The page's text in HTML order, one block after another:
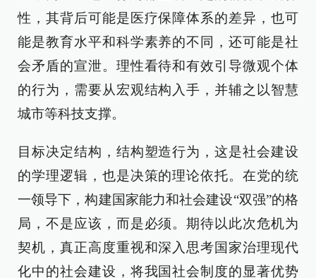
性，其背后可能是医疗保障体系的差异，也可
能是教育水平和科学素养的不同，还可能是社
会矛盾的宣泄。理性看待和有效引导微观个体
的行为，需要从宏观结构入手，并辅之以智慧
城市等科技支撑。
目标决定结构，结构塑造行为，这是社会建设
的学理逻辑，也是决策的理论依托。在党的统
一领导下，构建国家能力和社会建设“双强”的格
局，不是应该，而是必须。期待以此次危机为
契机，真正高度重视和深入思考国家治理现代
化中的社会建设，将我国社会制度的显著优势